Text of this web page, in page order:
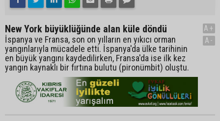
New York büyüklüğünde alan küle döndü
İspanya ve Fransa, son on yılların en yıkıcı orman
yangınlarıyla mücadele etti. İspanya'da ülke tarihinin
en büyük yangını kaydedilirken, Fransa'da ise ilk kez
yangın kaynaklı bir fırtına bulutu (pironümbit) oluştu.
A+
A-